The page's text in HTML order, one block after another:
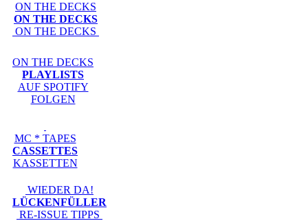
ON THE DECKS
ON THE DECKS
ON THE DECKS
ON THE DECKS
PLAYLISTS
AUF SPOTIFY
FOLGEN
MC * TAPES
CASSETTES
KASSETTEN
WIEDER DA!
LÜCKENFÜLLER
RE-ISSUE TIPPS